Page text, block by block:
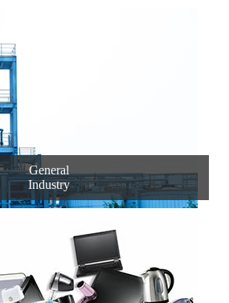
General
Industry